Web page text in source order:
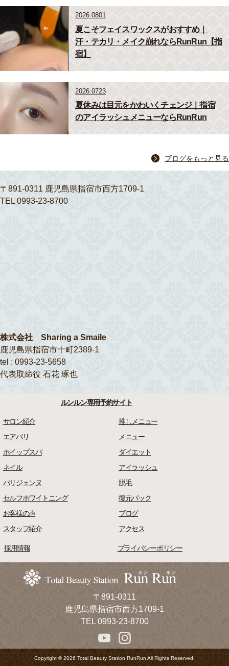
2026.0801
夏こそフェイスワックスがおすすめ｜
汗・テカリ・メイク崩れならRunRun【指
宿】
2026.0723
夏休みは目元をかわいくチェンジ｜指宿
のアイラッシュメニューならRunRun
ブログをもっと見る
〒891-0311 鹿児島県指宿市西方1709-1
TEL 0993-23-8700
株式会社 Sharing a Smaile
鹿児島県指宿市十町2389-1
tel : 0993-23-5658
代表取締役 石花 琢也
ルンルン専用予約サイト
サロン紹介
推しメニュー
エアバリ
メニュー
ホイップスパ
ダイエット
ネイル
アイラッシュ
パリジェンヌ
脱毛
セルフホワイトニング
復元パック
お客様の声
ブログ
スタッフ紹介
アクセス
採用情報 プライバシーポリシー
〒891-0311
鹿児島県指宿市西方1709-1
TEL 0993-23-8700
Copyright © 2026 Total Beauty Station RunRun All Rights Reserved.